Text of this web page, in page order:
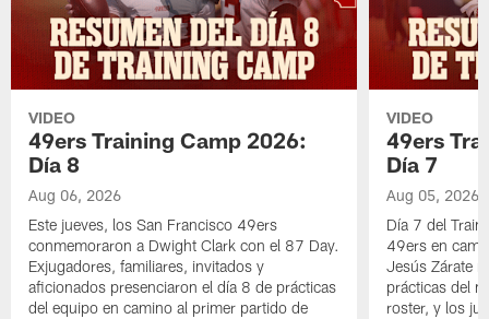
VIDEO
49ers Training Camp 2026:
Día 8
Aug 06, 2026
Este jueves, los San Francisco 49ers
conmemoraron a Dwight Clark con el 87 Day.
Exjugadores, familiares, invitados y
aficionados presenciaron el día 8 de prácticas
del equipo en camino al primer partido de
VIDEO
49ers
Día 7
Aug 05, 2026
Día 7 del
49ers en
Jesús Zárate
prácticas del
roster, y los